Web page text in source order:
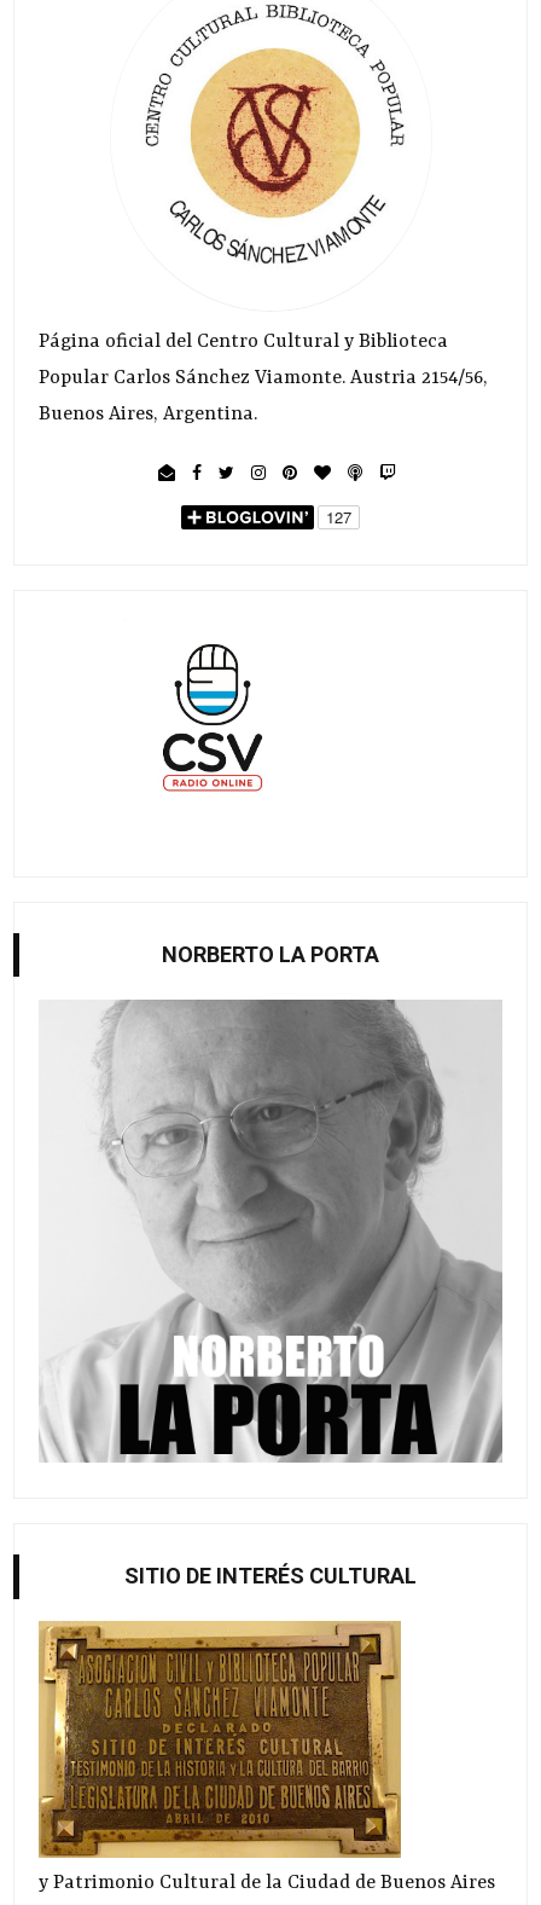
Página oficial del Centro Cultural y Biblioteca
Popular Carlos Sánchez Viamonte. Austria 2154/56,
Buenos Aires, Argentina.
NORBERTO LA PORTA
SITIO DE INTERÉS CULTURAL
y Patrimonio Cultural de la Ciudad de Buenos Aires